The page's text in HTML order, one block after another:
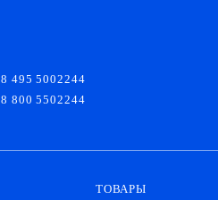
8 495 5002244
8 800 5502244
ТОВАРЫ